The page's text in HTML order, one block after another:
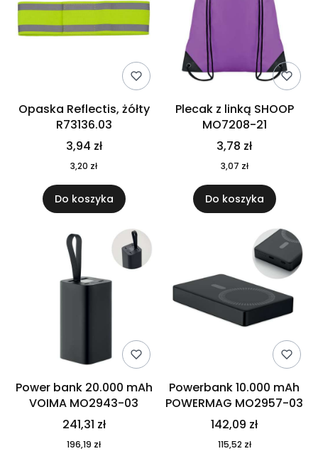
Opaska Reflectis, żółty
R73136.03
3,94 zł
3,20 zł
Do koszyka
Plecak z linką SHOOP
MO7208-21
3,78 zł
3,07 zł
Do koszyka
Power bank 20.000 mAh
VOIMA MO2943-03
241,31 zł
196,19 zł
Powerbank 10.000 mAh
POWERMAG MO2957-03
142,09 zł
115,52 zł